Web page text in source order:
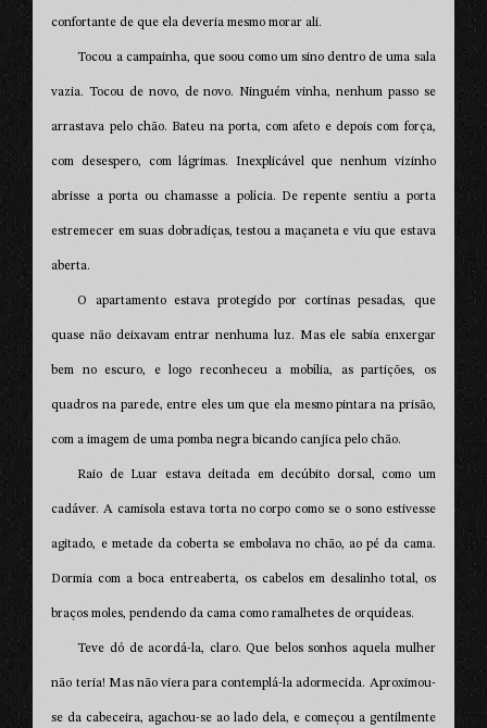
confortante de que ela deveria mesmo morar ali.
Tocou a campainha, que soou como um sino dentro de uma sala
vazia. Tocou de novo, de novo. Ninguém vinha, nenhum passo se
arrastava pelo chão. Bateu na porta, com afeto e depois com força,
com desespero, com lágrimas. Inexplicável que nenhum vizinho
abrisse a porta ou chamasse a polícia. De repente sentiu a porta
estremecer em suas dobradiças, testou a maçaneta e viu que estava
aberta.
O apartamento estava protegido por cortinas pesadas, que
quase não deixavam entrar nenhuma luz. Mas ele sabia enxergar
bem no escuro, e logo reconheceu a mobília, as partições, os
quadros na parede, entre eles um que ela mesmo pintara na prisão,
com a imagem de uma pomba negra bicando canjica pelo chão.
Raio de Luar estava deitada em decúbito dorsal, como um
cadáver. A camisola estava torta no corpo como se o sono estivesse
agitado, e metade da coberta se embolava no chão, ao pé da cama.
Dormia com a boca entreaberta, os cabelos em desalinho total, os
braços moles, pendendo da cama como ramalhetes de orquídeas.
Teve dó de acordá-la, claro. Que belos sonhos aquela mulher
não teria! Mas não viera para contemplá-la adormecida. Aproximou-
se da cabeceira, agachou-se ao lado dela, e começou a gentilmente